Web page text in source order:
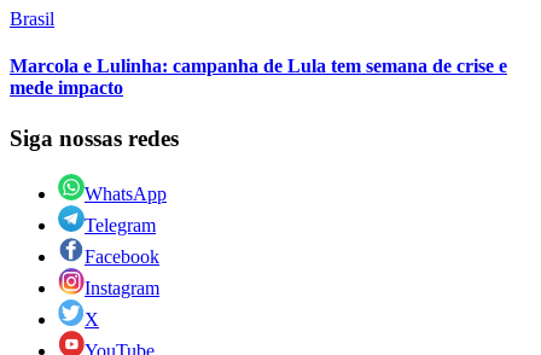
Brasil
Marcola e Lulinha: campanha de Lula tem semana de crise e
mede impacto
Siga nossas redes
WhatsApp
Telegram
Facebook
Instagram
X